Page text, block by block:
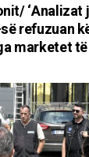
‘Analizat
refuzuan
marketet